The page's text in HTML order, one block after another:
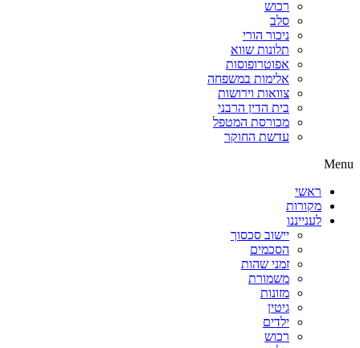
רכוש
סלב
ניכור הורי
תלונות שווא
אפוטרופוסות
אלימות במשפחה
צוואות וירושות
בית הדין הרבני
מכורסת המטפל
עדשת החוקר
Menu
ראשי
מקורות
לענייננו
יישוב סכסוך
הסכמים
זמני שהות
משמורת
מזונות
גיטין
ילדים
רכוש